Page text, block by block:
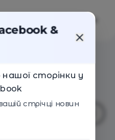
&
сторінки у
стрічці новин